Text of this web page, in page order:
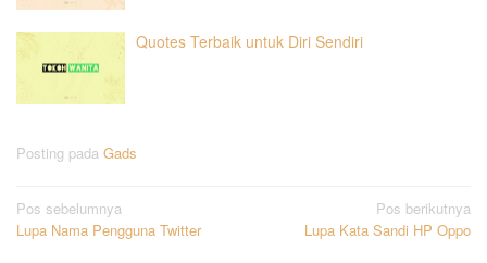
Quotes Terbaik untuk Diri Sendiri
Posting pada Gads
Navigasi
pos
Pos sebelumnya
Lupa Nama Pengguna Twitter
Pos berikutnya
Lupa Kata Sandi HP Oppo